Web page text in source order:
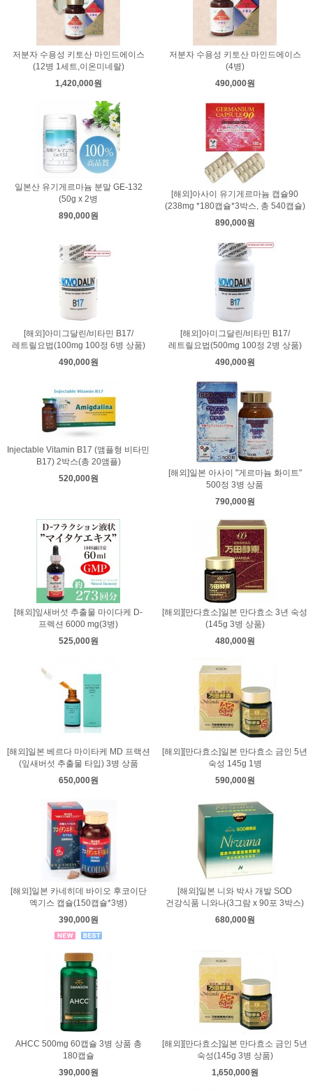
저분자 수용성 키토산 마인드에이스
(12병 1세트,이온미네랄)
1,420,000원
저분자 수용성 키토산 마인드에이스
(4병)
490,000원
일본산 유기게르마늄 분말 GE-132
(50g x 2병
890,000원
[해외]아사이 유기게르마늄 캡슐90
(238mg *180캡슐*3박스, 총 540캡슐)
890,000원
[해외]아미그달린/비타민 B17/
레트릴요법(100mg 100정 6병 상품)
490,000원
[해외]아미그달린/비타민 B17/
레트릴요법(500mg 100정 2병 상품)
490,000원
Injectable Vitamin B17 (앰플형 비타민
B17) 2박스(총 20앰플)
520,000원
[해외]일본 아사이 "게르마늄 화이트"
500정 3병 상품
790,000원
[해외]잎새버섯 추출물 마이다케 D-
프렉션 6000 mg(3병)
525,000원
[해외][만다효소]일본 만다효소 3년 숙성
(145g 3병 상품)
480,000원
[해외]일본 베르다 마이타케 MD 프랙션
(잎새버섯 추출물 타입) 3병 상품
650,000원
[해외][만다효소]일본 만다효소 금인 5년
숙성 145g 1병
590,000원
[해외]일본 카네히데 바이오 후코이단
엑기스 캡슐(150캡슐*3병)
390,000원
[해외]일본 니와 박사 개발 SOD
건강식품 니와나(3그람 x 90포 3박스)
680,000원
AHCC 500mg 60캡슐 3병 상품 총
180캡슐
390,000원
[해외][만다효소]일본 만다효소 금인 5년
숙성(145g 3병 상품)
1,650,000원